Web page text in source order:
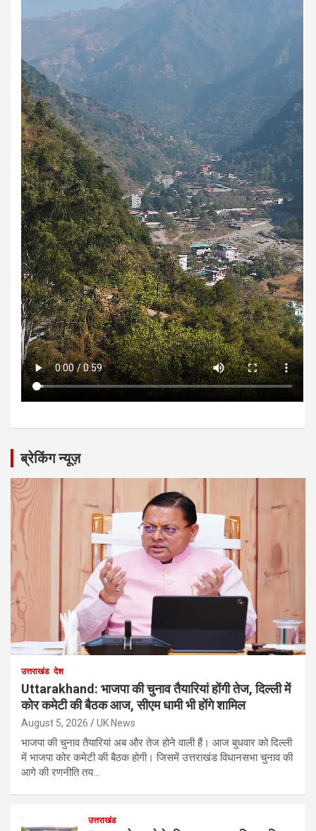
ब्रेकिंग न्यूज़
उत्तराखंड देश
Uttarakhand: भाजपा की चुनाव तैयारियां होंगी तेज, दिल्ली में
कोर कमेटी की बैठक आज, सीएम धामी भी होंगे शामिल
August 5, 2026 UK News
भाजपा की चुनाव तैयारियां अब और तेज होने वाली हैं। आज बुधवार को दिल्ली
में भाजपा कोर कमेटी की बैठक होगी। जिसमें उत्तराखंड विधानसभा चुनाव की
आगे की रणनीति तय…
उत्तराखंड